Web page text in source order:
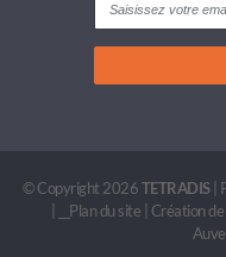
© Copyright 2026TETRADIS|
__Plan du site Création